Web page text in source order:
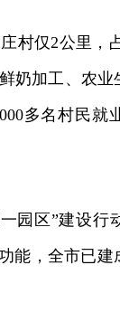
仅2公里，
奶加工、农业
多名村民就
区”建设行
能，全市已建